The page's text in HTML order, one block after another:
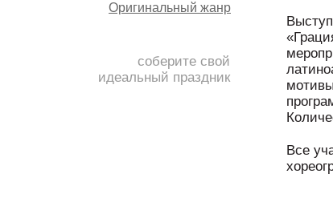
Оригинальный жанр
соберите свой
идеальный праздник
Все